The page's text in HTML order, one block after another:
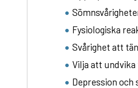
Fysiologiska
Svårighet att
Vilja att
Depression